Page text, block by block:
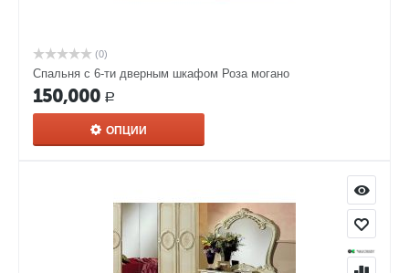
(0)
Спальня с 6-ти дверным шкафом Роза могано
150,000 Р
ОПЦИИ